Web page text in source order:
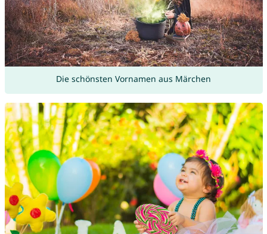
Die schönsten Vornamen aus Märchen